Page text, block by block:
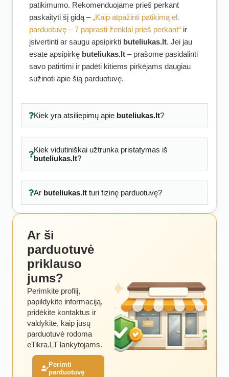
patikimumo. Rekomenduojame prieš perkant
paskaityti šį gidą –„Kaip atpažinti patikimą el.
parduotuvę – 7 paprasti ženklai prieš perkant“ ir
įsivertinti ar saugu apsipirkti buteliukas.lt. Jei jau
esate apsipirkę buteliukas.lt – prašome pasidalinti
savo patirtimi ir padėti kitiems pirkėjams daugiau
sužinoti apie šią parduotuvę.
Kiek yra atsiliepimų apie buteliukas.lt?
Kiek vidutiniškai užtrunka pristatymas iš
buteliukas.lt?
Ar buteliukas.ltturi fizinę parduotuvę?
Ar ši
parduotuvė
priklauso
jums?
Perimkite profilį,
papildykite informaciją,
pridėkite kontaktus ir
valdykite, kaip jūsų
parduotuvė rodoma
eTikra.LT lankytojams.
Perimti
parduotuvę